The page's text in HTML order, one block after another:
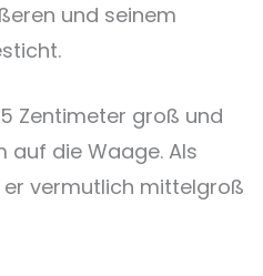
und seinem
Zentimeter groß und
auf die Waage. Als
vermutlich mittelgroß